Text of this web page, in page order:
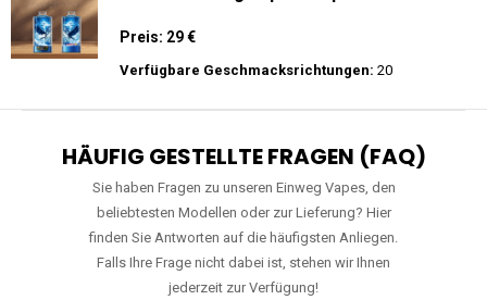
Preis: 29 €
Verfügbare Geschmacksrichtungen: 20
HÄUFIG GESTELLTE FRAGEN (FAQ)
Sie haben Fragen zu unseren Einweg Vapes, den
beliebtesten Modellen oder zur Lieferung? Hier
finden Sie Antworten auf die häufigsten Anliegen.
Falls Ihre Frage nicht dabei ist, stehen wir Ihnen
jederzeit zur Verfügung!